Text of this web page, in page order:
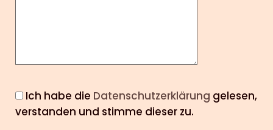
Ich habe die Datenschutzerklärung gelesen,
verstanden und stimme dieser zu.